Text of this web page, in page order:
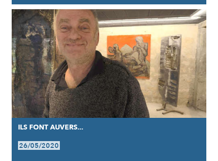
ILS FONT AUVERS...
26/05/2020